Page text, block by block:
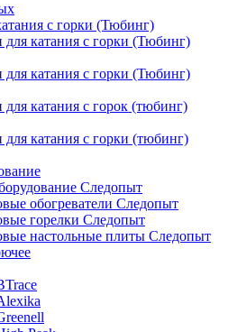
с горки (Тюбинг)
катания с горки (Тюбинг)
катания с горки (Тюбинг)
катания с горок (тюбинг)
катания с горки (тюбинг)
Следопыт
обогреватели Следопыт
горелки Следопыт
настольные плиты Следопыт